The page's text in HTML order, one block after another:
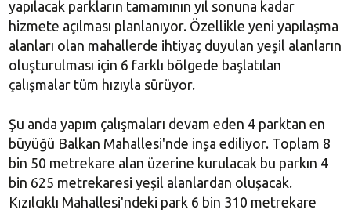
yapılacak parkların tamamının yıl sonuna kadar
hizmete açılması planlanıyor. Özellikle yeni yapılaşma
alanları olan mahallerde ihtiyaç duyulan yeşil alanların
oluşturulması için 6 farklı bölgede başlatılan
çalışmalar tüm hızıyla sürüyor.
Şu anda yapım çalışmaları devam eden 4 parktan en
büyüğü Balkan Mahallesi'nde inşa ediliyor. Toplam 8
bin 50 metrekare alan üzerine kurulacak bu parkın 4
bin 625 metrekaresi yeşil alanlardan oluşacak.
Kızılcıklı Mahallesi'ndeki park 6 bin 310 metrekare